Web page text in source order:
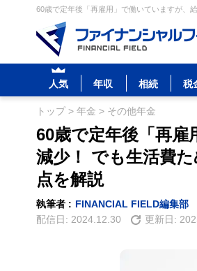
60歳で定年後「再雇用」で働いていますが、
人気 年収 相続 税
トップ> 年金 > その他年金
60歳で定年後「再雇
減少！ でも生活費
点を解説
執筆者 : FINANCIAL FIELD編集部
配信日: 2024.12.30 更新日: